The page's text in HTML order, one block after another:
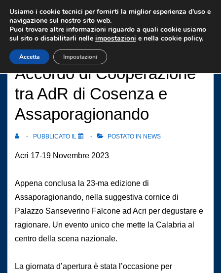
Vai
contenuto
principale
Accordo di Cooperazione
tra AdR di Cosenza e
Assaporagionando
PUBBLICATO IL POSTATO IN NEWS
Acri 17-19 Novembre 2023
Appena conclusa la 23-ma edizione di
Assaporagionando, nella suggestiva cornice di
Palazzo Sanseverino Falcone ad Acri per degustare e
ragionare. Un evento unico che mette la Calabria al
centro della scena nazionale.
La giornata d’apertura è stata l’occasione per
Usiamo i cookie tecnici per fornirti la miglior esperienza d'uso e
navigazione sul nostro sito web.
Puoi trovare altre informazioni riguardo a quali cookie usiamo
sul sito o disabilitarli nelle impostazioni e nella cookie policy.
Accetta Impostazioni